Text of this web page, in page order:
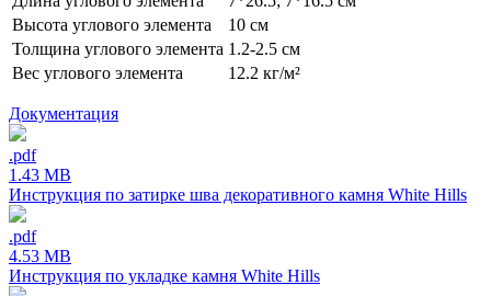
Высота углового элемента
10 см
Толщина углового элемента 1.2-2.5 см
Вес углового элемента
12.2 кг/м²
Документация
.pdf
1.43 MB
Инструкция по затирке шва декоративного камня White Hills
.pdf
4.53 MB
Инструкция по укладке камня White Hills